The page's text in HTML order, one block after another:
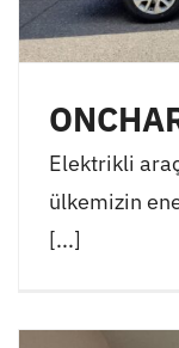
Elektrikli
ülkemizin
[...]